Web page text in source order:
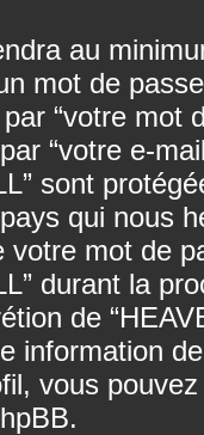
au
mot de
“votre mot
“votre e-
sont
qui nous
votre mot de
durant la
de
information
vous